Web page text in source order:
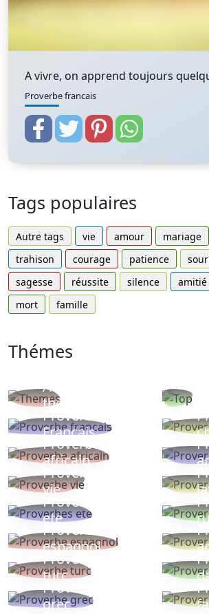
A vivre, on apprend toujours
Proverbe francais
Tags populaires
Autre tags vie amour mariage
trahison
courage patience
sagesse
réussite silence amitié
mort
famille
Thémes
Autres
thèmes
Proverbe
Français
Proverbe
africain
Proverbe
vie
Proverbes
ete
Proverbe
espagnol
Proverbe
turc
Proverbe
grec